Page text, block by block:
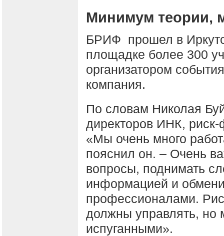
Минимум теории,
БРИФ прошел в
площадке более 300
организатором
компания.
По словам Николая
директоров ИНК,
«Мы очень много
пояснил он. – Очень
вопросы, поднимать
информацией и
профессионалами.
должны управлять,
испуганными».